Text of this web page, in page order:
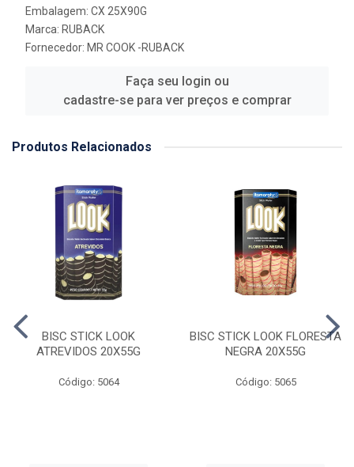
Embalagem: CX 25X90G
Marca: RUBACK
Fornecedor: MR COOK -RUBACK
Faça seu login ou
cadastre-se para ver preços e comprar
Produtos Relacionados
BISC STICK LOOK
ATREVIDOS 20X55G
Código: 5064
BISC STICK LOOK FLORESTA
NEGRA 20X55G
Código: 5065